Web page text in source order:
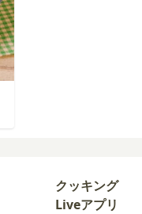
クッキング
Liveアプリ